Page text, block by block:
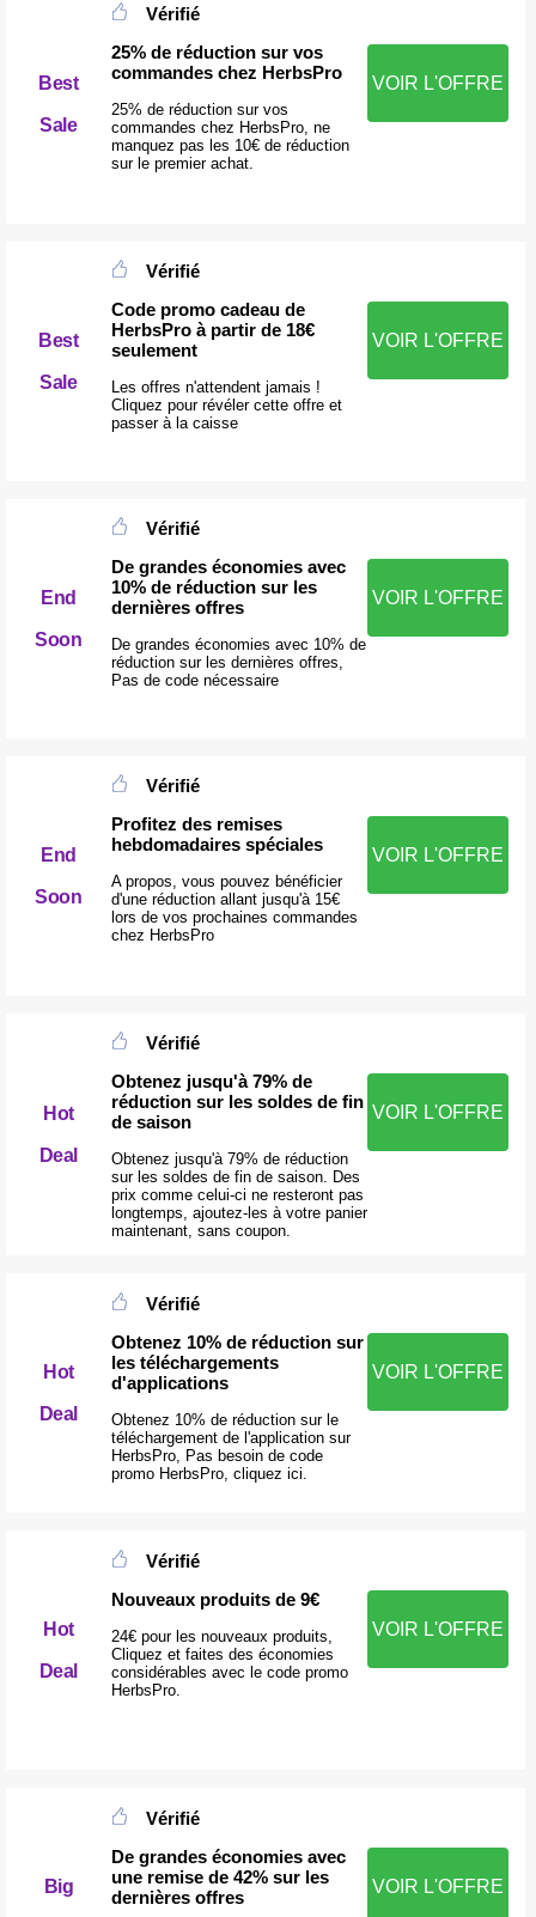
Best
Sale
Vérifié
25% de réduction sur vos
commandes chez HerbsPro
25% de réduction sur vos
commandes chez HerbsPro, ne
manquez pas les 10€ de réduction
sur le premier achat.
VOIR L'OFFRE
Best
Sale
Vérifié
Code promo cadeau de
HerbsPro à partir de 18€
seulement
Les offres n'attendent jamais !
Cliquez pour révéler cette offre et
passer à la caisse
VOIR L'OFFRE
End
Soon
Vérifié
De grandes économies avec
10% de réduction sur les
dernières offres
De grandes économies avec 10% de
réduction sur les dernières offres,
Pas de code nécessaire
VOIR L'OFFRE
End
Soon
Vérifié
Profitez des remises
hebdomadaires spéciales
A propos, vous pouvez bénéficier
d'une réduction allant jusqu'à 15€
lors de vos prochaines commandes
chez HerbsPro
VOIR L'OFFRE
Hot
Deal
Vérifié
Obtenez jusqu'à 79% de
réduction sur les soldes de fin
de saison
Obtenez jusqu'à 79% de réduction
sur les soldes de fin de saison. Des
prix comme celui-ci ne resteront pas
longtemps, ajoutez-les à votre panier
maintenant, sans coupon.
VOIR L'OFFRE
Hot
Deal
Vérifié
Obtenez 10% de réduction sur
les téléchargements
d'applications
Obtenez 10% de réduction sur le
téléchargement de l'application sur
HerbsPro, Pas besoin de code
promo HerbsPro, cliquez ici.
VOIR L'OFFRE
Hot
Deal
Vérifié
Nouveaux produits de 9€
24€ pour les nouveaux produits,
Cliquez et faites des économies
considérables avec le code promo
HerbsPro.
VOIR L'OFFRE
Big
Vérifié
De grandes économies avec
une remise de 42% sur les
dernières offres
VOIR L'OFFRE